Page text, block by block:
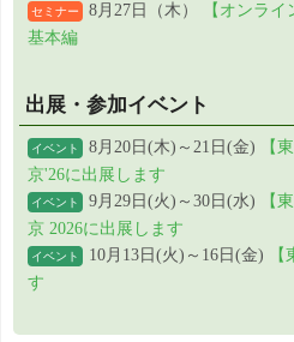
セミナー 8月27日（木）
【オンラ
基本編
出展・参加イベント
イベント 8月20日(木)～21日(金)
【
京'26に出展します
イベント 9月29日(火)～30日(水)
【
京 2026に出展します
イベント 10月13日(火)～16日(金)
す